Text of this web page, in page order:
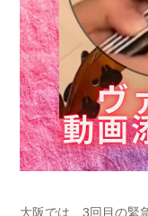
大阪では、3回目の緊